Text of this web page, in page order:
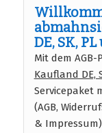
DE, SK,
Mit dem AGB-
Kaufland DE,
Servicepaket
(AGB,
&